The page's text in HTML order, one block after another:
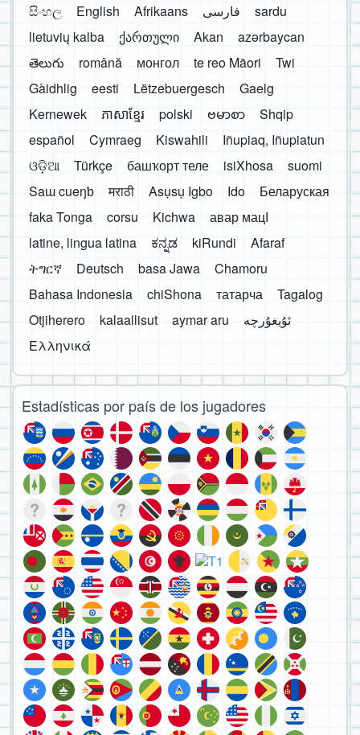
සිංහල
English Afrikaans فارسی
sardu
lietuvių kalba
ქართული Akan
azərbaycan
తెలుగు
română монгол te reo Māori
Twi
Gàidhlig
eesti Lëtzebuergesch
Gaelg
Kernewek
ភាសាខ្មែរ polski ဗမာစာ
Shqip
español
Cymraeg Kiswahili
Iñupiaq, Iñupiatun
ଓଡ଼ିଆ
Türkçe башҡорт теле isiXhosa
suomi
Saɯ cueŋƅ
मराठी Asụsụ Igbo Ido
Беларуская
faka Tonga
corsu Kichwa
авар мацӀ
latine, lingua latina
ಕನ್ನಡ kiRundi
Afaraf
ትግርኛ
Deutsch basa Jawa
Chamoru
Bahasa Indonesia
chiShona татарча
Tagalog
Otjiherero
kalaallisut aymar aru
Ελληνικά
Estadísticas por país de los jugadores